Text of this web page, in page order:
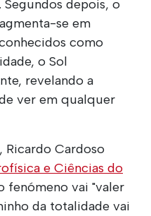
Segundos depois, o
se em
como
o Sol
revelando a
ver em qualquer
Ricardo Cardoso
e Ciências do
fenómeno vai "valer
da totalidade vai